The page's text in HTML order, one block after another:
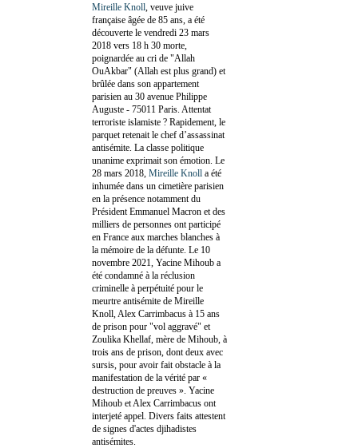
Mireille Knoll , veuve juive
française âgée de 85 ans, a été
découverte le vendredi 23 mars
2018 vers 18 h 30 morte,
poignardée au cri de "Allah
OuAkbar" (Allah est plus grand) et
brûlée dans son appartement
parisien au 30 avenue Philippe
Auguste - 75011 Paris. Attentat
terroriste islamiste ? Rapidement, le
parquet retenait le chef d’assassinat
antisémite. La classe politique
unanime exprimait son émotion. Le
28 mars 2018, Mireille Knoll a été
inhumée dans un cimetière parisien
en la présence notamment du
Président Emmanuel Macron et des
milliers de personnes ont participé
en France aux marches blanches à
la mémoire de la défunte. Le 10
novembre 2021, Yacine Mihoub a
été condamné à la réclusion
criminelle à perpétuité pour le
meurtre antisémite de Mireille
Knoll, Alex Carrimbacus à 15 ans
de prison pour "vol aggravé" et
Zoulika Khellaf, mère de Mihoub, à
trois ans de prison, dont deux avec
sursis, pour avoir fait obstacle à la
manifestation de la vérité par «
destruction de preuves ». Yacine
Mihoub et Alex Carrimbacus ont
interjeté appel. Divers faits attestent
de signes d'actes djihadistes
antisémites.